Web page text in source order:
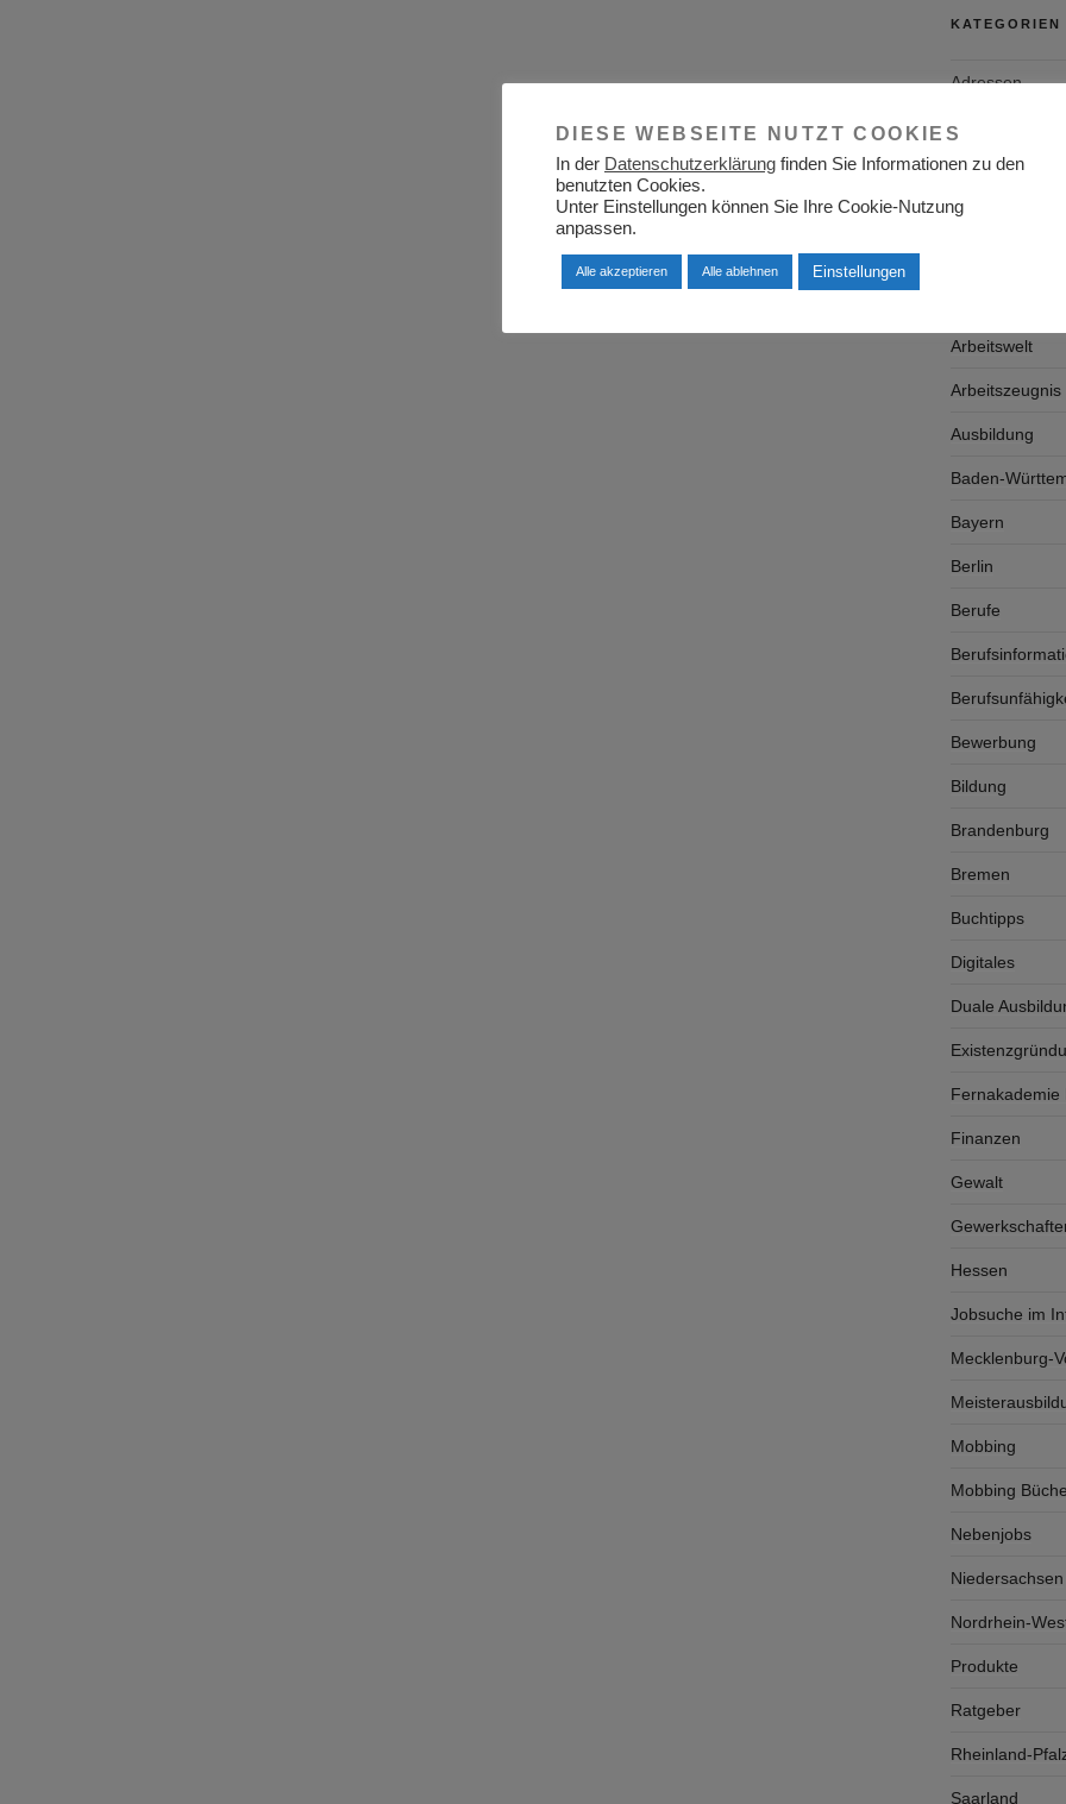
KATEGORIEN
Adressen
Aktuelles
Allgemein
Arbeitgeber
Arbeitswelt
Arbeitszeugnis
Ausbildung
Baden-
Bayern
Berlin
Berufe
Bewerbung
Bildung
Brandenburg
Bremen
Buchtipps
Digitales
Duale
Fernakademie
Finanzen
Gewalt
Hessen
Jobsuche im
Mecklenburg-
Mobbing
Mobbing
Nebenjobs
Niedersachsen
Nordrhein-
Produkte
Ratgeber
Rheinland-
Saarland
DIESE WEBSEITE NUTZT COOKIES
In der Datenschutzerklärung finden Sie Informationen zu den
benutzten Cookies.
Unter Einstellungen können Sie Ihre Cookie-Nutzung
anpassen.
Alle akzeptieren Alle ablehnen Einstellungen